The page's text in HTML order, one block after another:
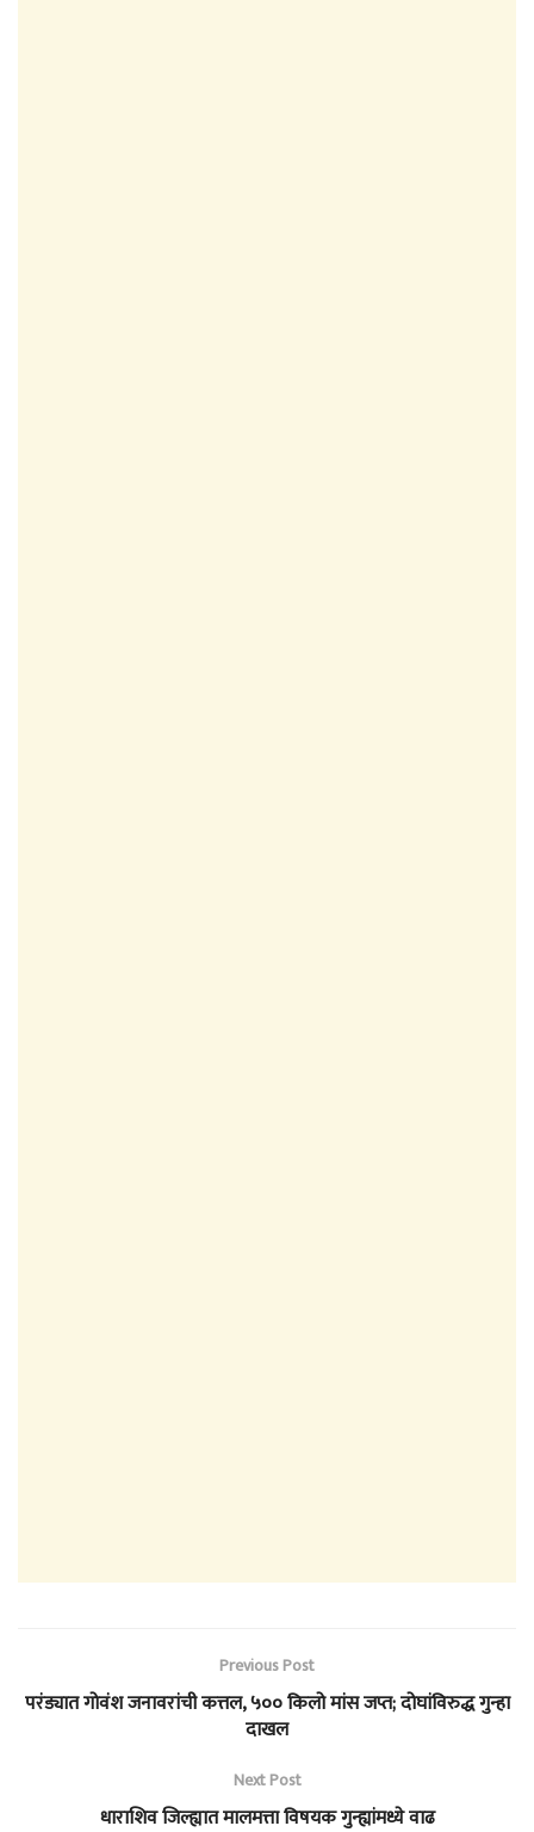
Previous Post
परंड्यात गोवंश जनावरांची कत्तल, ५०० किलो मांस जप्त; दोघांविरुद्ध गुन्हा
दाखल
Next Post
धाराशिव जिल्ह्यात मालमत्ता विषयक गुन्ह्यांमध्ये वाढ